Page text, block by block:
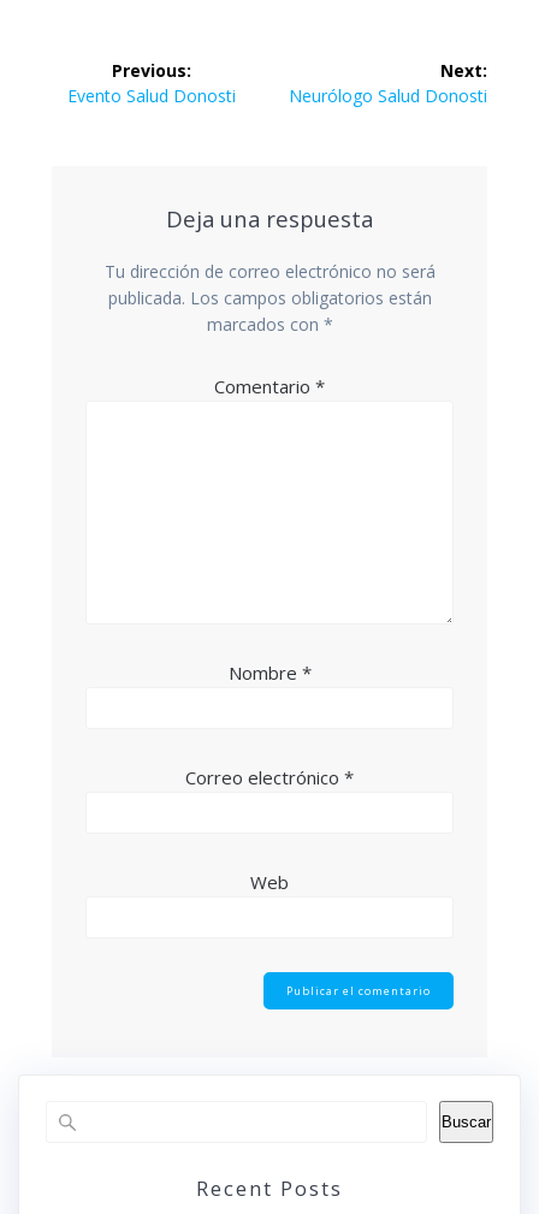
Navegación
Previous:
Previous
Evento Salud Donosti
Next:
Next
Neurólogo Salud Donosti
Deja una respuesta
Tu dirección de correo electrónico no será
publicada. Los campos obligatorios están
marcados con *
Comentario *
Nombre *
Correo electrónico *
Web
Buscar
Recent Posts